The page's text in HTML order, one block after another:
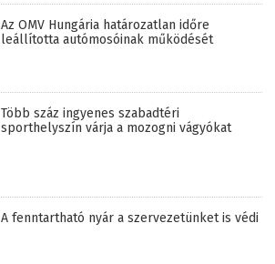
Az OMV Hungária határozatlan időre
leállította autómosóinak működését
Több száz ingyenes szabadtéri
sporthelyszín várja a mozogni vágyókat
A fenntartható nyár a szervezetünket is védi